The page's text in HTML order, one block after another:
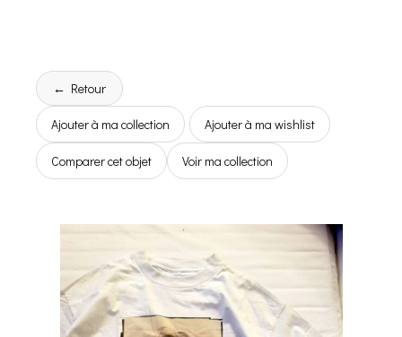
← Retour
Ajouter à ma collection Ajouter à ma wishlist
Comparer cet objet Voir ma collection